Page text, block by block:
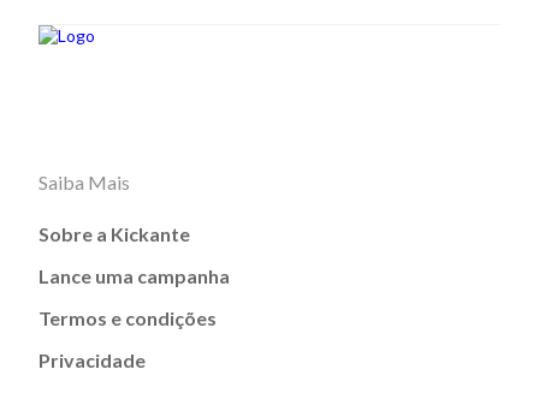
Saiba Mais
Sobre a Kickante
Lance uma campanha
Termos e condições
Privacidade